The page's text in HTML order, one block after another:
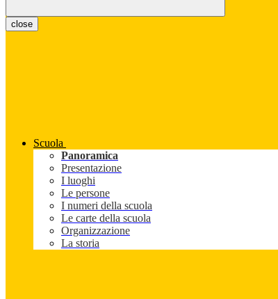
close
Scuola
Panoramica
Presentazione
I luoghi
Le persone
I numeri della scuola
Le carte della scuola
Organizzazione
La storia